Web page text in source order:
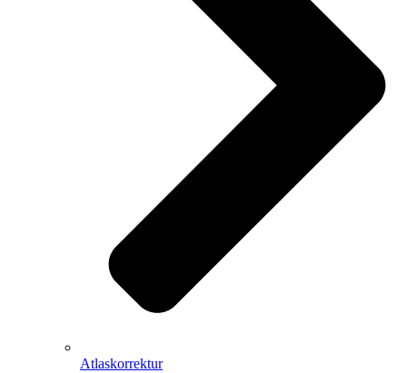
Atlaskorrektur